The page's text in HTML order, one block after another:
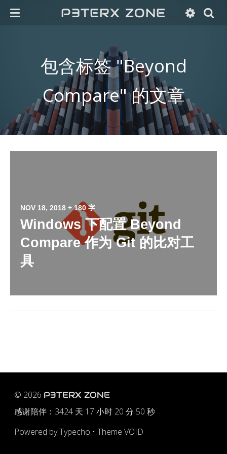
P3TERX ZONE
包含标签 "Beyond
Compare" 的文章
NOV 18, 2018 + 180 字
Windows 下配置 Beyond
Compare 作为 Git 的比对工
具
© 2026 P3TERX ZONE
感谢陪伴： 3424 天 17 小时 20 分 50 秒
Powered byTypecho • Theme VOID